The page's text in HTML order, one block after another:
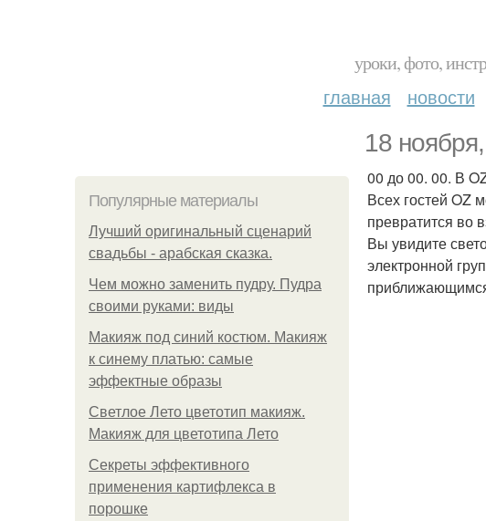
уроки, фото,
главная новости
18
Популярные материалы
Лучший оригинальный сценарий
свадьбы - арабская сказка.
Чем можно заменить пудру. Пудра
своими руками: виды
Макияж под синий костюм. Макияж
к синему платью: самые
эффектные образы
Светлое Лето цветотип макияж.
Макияж для цветотипа Лето
Секреты эффективного
применения картифлекса в
порошке
00 до 00. 00. В
Всех гостей OZ
превратится во
Вы увидите
электронной